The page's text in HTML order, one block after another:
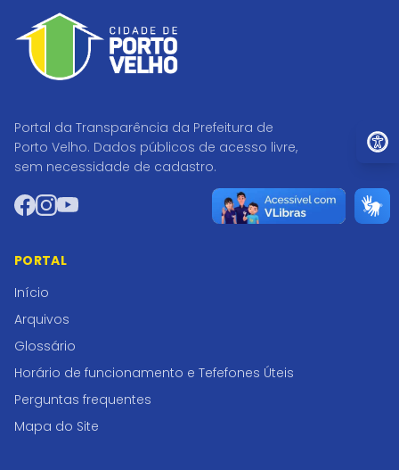
Portal da Transparência da Prefeitura de
Porto Velho. Dados públicos de acesso livre,
sem necessidade de cadastro.
Facebook
Instagram
YouTube
PORTAL
Início
Arquivos
Glossário
Horário de funcionamento e Tefefones Úteis
Perguntas frequentes
Mapa do Site
Ir